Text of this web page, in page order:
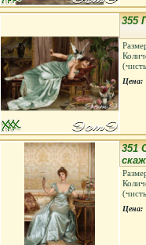
355
Цена:
351
Цена: